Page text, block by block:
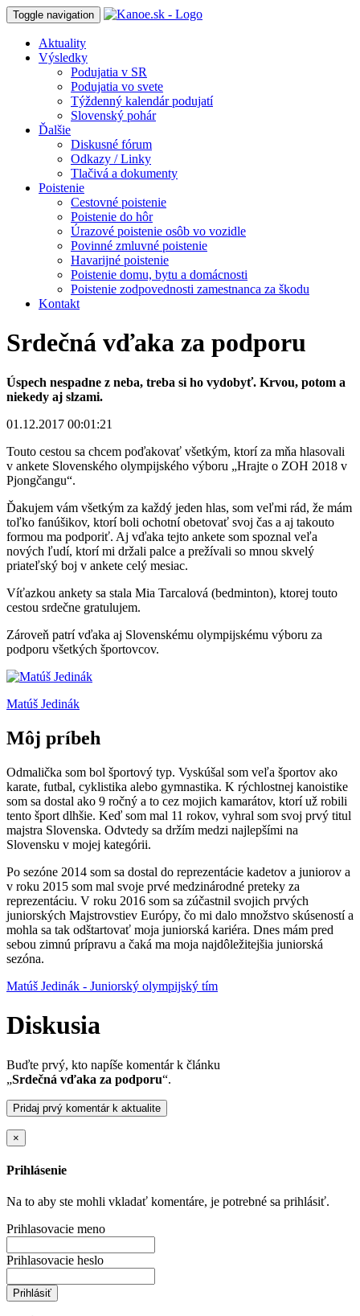
Toggle navigation
Aktuality
Výsledky
Podujatia v SR
Podujatia vo svete
Týždenný kalendár podujatí
Slovenský pohár
Ďalšie
Diskusné fórum
Odkazy / Linky
Tlačivá a dokumenty
Poistenie
Cestovné poistenie
Poistenie do hôr
Úrazové poistenie osôb vo vozidle
Povinné zmluvné poistenie
Havarijné poistenie
Poistenie domu, bytu a domácnosti
Poistenie zodpovednosti zamestnanca za škodu
Kontakt
Srdečná vďaka za podporu
Úspech nespadne z neba, treba si ho vydobyť. Krvou, potom a
niekedy aj slzami.
01.12.2017 00:01:21
Touto cestou sa chcem poďakovať všetkým, ktorí za mňa hlasovali
v ankete Slovenského olympijského výboru „Hrajte o ZOH 2018 v
Pjongčangu“.
Ďakujem vám všetkým za každý jeden hlas, som veľmi rád, že mám
toľko fanúšikov, ktorí boli ochotní obetovať svoj čas a aj takouto
formou ma podporiť. Aj vďaka tejto ankete som spoznal veľa
nových ľudí, ktorí mi držali palce a prežívali so mnou skvelý
priateľský boj v ankete celý mesiac.
Víťazkou ankety sa stala Mia Tarcalová (bedminton), ktorej touto
cestou srdečne gratulujem.
Zároveň patrí vďaka aj Slovenskému olympijskému výboru za
podporu všetkých športovcov.
Matúš Jedinák
Môj príbeh
Odmalička som bol športový typ. Vyskúšal som veľa športov ako
karate, futbal, cyklistika alebo gymnastika. K rýchlostnej kanoistike
som sa dostal ako 9 ročný a to cez mojich kamarátov, ktorí už robili
tento šport dlhšie. Keď som mal 11 rokov, vyhral som svoj prvý titul
majstra Slovenska. Odvtedy sa držím medzi najlepšími na
Slovensku v mojej kategórii.
Po sezóne 2014 som sa dostal do reprezentácie kadetov a juniorov a
v roku 2015 som mal svoje prvé medzinárodné preteky za
reprezentáciu. V roku 2016 som sa zúčastnil svojich prvých
juniorských Majstrovstiev Európy, čo mi dalo množstvo skúseností a
mohla sa tak odštartovať moja juniorská kariéra. Dnes mám pred
sebou zimnú prípravu a čaká ma moja najdôležitejšia juniorská
sezóna.
Matúš Jedinák - Juniorský olympijský tím
Diskusia
Buďte prvý, kto napíše komentár k článku
„Srdečná vďaka za podporu“.
Pridaj prvý komentár k aktualite
×
Prihlásenie
Na to aby ste mohli vkladať komentáre, je potrebné sa prihlásiť.
Prihlasovacie meno
Prihlasovacie heslo
Prihlásiť